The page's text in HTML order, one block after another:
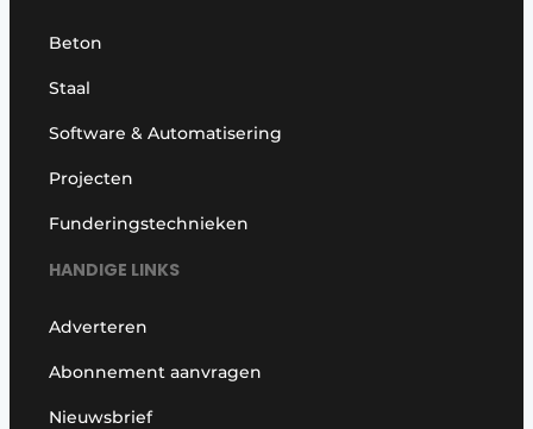
Beton
Staal
Software & Automatisering
Projecten
Funderingstechnieken
HANDIGE LINKS
Adverteren
Abonnement aanvragen
Nieuwsbrief